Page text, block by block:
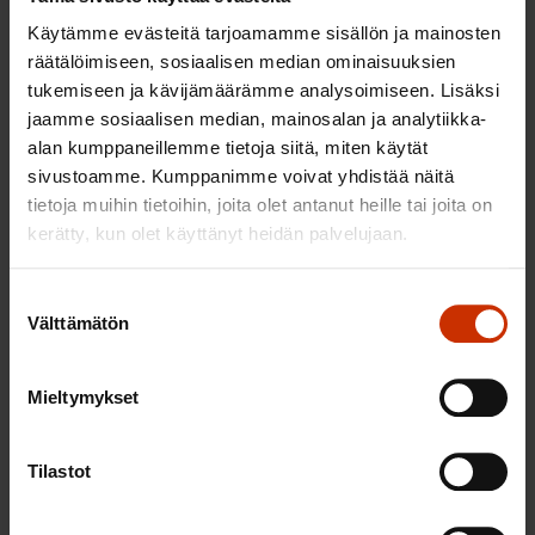
Käytämme evästeitä tarjoamamme sisällön ja mainosten
räätälöimiseen, sosiaalisen median ominaisuuksien
tukemiseen ja kävijämäärämme analysoimiseen. Lisäksi
jaamme sosiaalisen median, mainosalan ja analytiikka-
alan kumppaneillemme tietoja siitä, miten käytät
sivustoamme. Kumppanimme voivat yhdistää näitä
tietoja muihin tietoihin, joita olet antanut heille tai joita on
kerätty, kun olet käyttänyt heidän palvelujaan.
valinta
Välttämätön
Mieltymykset
Tilastot
prosessissa tapahtuvan jälkikäteisvalvonnan piiriin.
Tällainen jälkikäteisvalvonta ei ole kattavaa, sillä vain
osa päätökseen tyytymättömistä valittaa ja
pääsääntöisesti vain hylkäyksistä valitetaan.
Sekä työttömyyskassat että Kelan paikallistoimistot
tekevät merkittävän osan etuuspäätöksistään
työvoimaviranomaisten antamien sitovien
linjan yhtenäisyyden ja lainmukaisuuden valvonta
mutta se kaipaisi mitä ilmeisimmin tehostamista.
Ruotsissa uudistettiin työttömyysvakuutuksen
valvonta vuoden 2004 alusta, ja perustettiin